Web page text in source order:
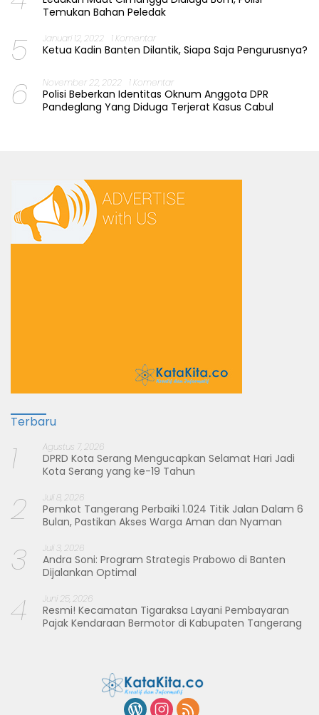
Temukan Bahan Peledak
5 Januari 12, 2022 1 Komentar
Ketua Kadin Banten Dilantik, Siapa Saja Pengurusnya?
6 November 22, 2022 1 Komentar
Polisi Beberkan Identitas Oknum Anggota DPR
Pandeglang Yang Diduga Terjerat Kasus Cabul
Terbaru
1 Agustus 7, 2026
DPRD Kota Serang Mengucapkan Selamat Hari Jadi
Kota Serang yang ke-19 Tahun
2 Juli 8, 2026
Pemkot Tangerang Perbaiki 1.024 Titik Jalan Dalam 6
Bulan, Pastikan Akses Warga Aman dan Nyaman
3 Juli 3, 2026
Andra Soni: Program Strategis Prabowo di Banten
Dijalankan Optimal
4 Juni 25, 2026
Resmi! Kecamatan Tigaraksa Layani Pembayaran
Pajak Kendaraan Bermotor di Kabupaten Tangerang